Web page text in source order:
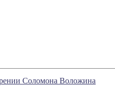
Соломона Воложина